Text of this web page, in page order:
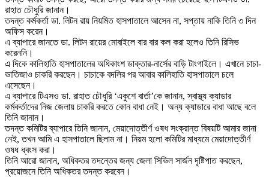
রাহাত চৌধুরি জানান।
তদন্ত কর্মকর্তা ডা. লিটন রায় নিয়মিত হাসপাতালে আসেন না, সপ্তায় নাকি তিনি ৩ দিন
অফিস করেন।
এ ব্যাপারে জানতে ডা. লিটন রায়ের মোবাইলে বার বার কল করা হলেও তিনি রিসিভ
করেননি।
এ দিকে কালিহাতি হাসপাতালের অধিকাংশ ডাক্তার-নার্সের বাড়ি টাংগাইলে। এখানে চাচা-
ভাতিজাও চাকরি করছেন। চাচাকে বদলির পর আবার কালিহাতি হাসপাতালে চলে
এসেছেন।
এ ব্যাপারে টিএসও ডা. রাহাত চৌধুরি ‘একুশে বার্তা’কে জানান, স্বাস্থ্য ক্যাডার
কর্মকর্তাদের নিজ জেলায় চাকরি করতে কোন বাধা নেই। অন্য ক্যাডারে বাধা আছে বলে
তিনি জানান।
তদন্ত কমিটির ব্যাপারে তিনি জানান, মেয়াদোত্তীর্ণ ওষধ সংক্রান্ত বিষয়টি আমার জানা
নেই, তখন আমি এ হাসপাতালে ছিলাম না। নিয়ম হলো কমিটির মাধ্যমে মেয়াদোত্তীর্ণ
ওষধ ধ্বংস করা।
তিনি আরো জানান, অধিকতর তদন্তের জন্য জেলা সিভিল সার্জন দৃষ্টিপাত করছেন,
প্রয়োজনে তিনি অধিকতর তদন্ত করবেন।